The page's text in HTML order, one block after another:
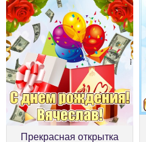
Прекрасная открытка